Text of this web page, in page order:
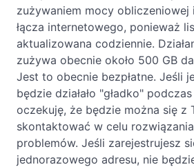
zużywaniem mocy
łącza internetowego, ponieważ
aktualizowana codziennie.
zużywa obecnie około 500 GB
Jest to obecnie bezpłatne. Jeśli
będzie działało "gładko" podczas
oczekuję, że będzie można się z
skontaktować w celu
problemów. Jeśli zarejestrujesz
jednorazowego adresu, nie